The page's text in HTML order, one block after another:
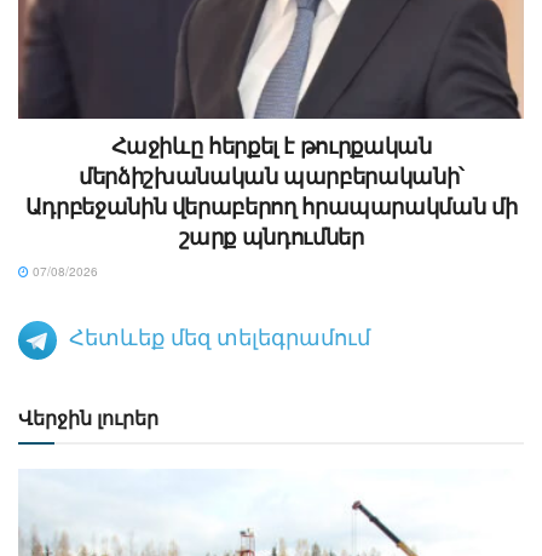
Հաջիևը հերքել է թուրքական
մերձիշխանական պարբերականի՝
Ադրբեջանին վերաբերող հրապարակման մի
շարք պնդումներ
07/08/2026
Հետևեք մեզ տելեգրամում
Վերջին լուրեր